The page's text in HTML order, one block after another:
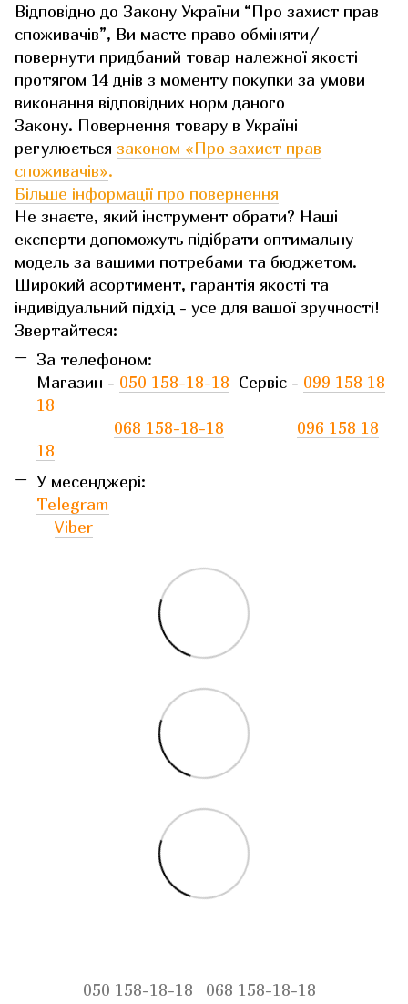
Відповідно до Закону України “Про захист прав
споживачів”, Ви маєте право обміняти/
повернути придбаний товар належної якості
протягом 14 днів з моменту покупки за умови
виконання відповідних норм даного
Закону. Повернення товару в Україні
регулюється законом «Про захист прав
споживачів».
Більше інформації про повернення
Не знаєте, який інструмент обрати? Наші
експерти допоможуть підібрати оптимальну
модель за вашими потребами та бюджетом.
Широкий асортимент, гарантія якості та
індивідуальний підхід - усе для вашої зручності!
Звертайтеся:
За телефоном:
Магазин - 050 158-18-18 Сервіс - 099 158 18
18
068 158-18-18
096 158 18
18
У месенджері:
Telegram
Viber
050 158-18-18 068 158-18-18